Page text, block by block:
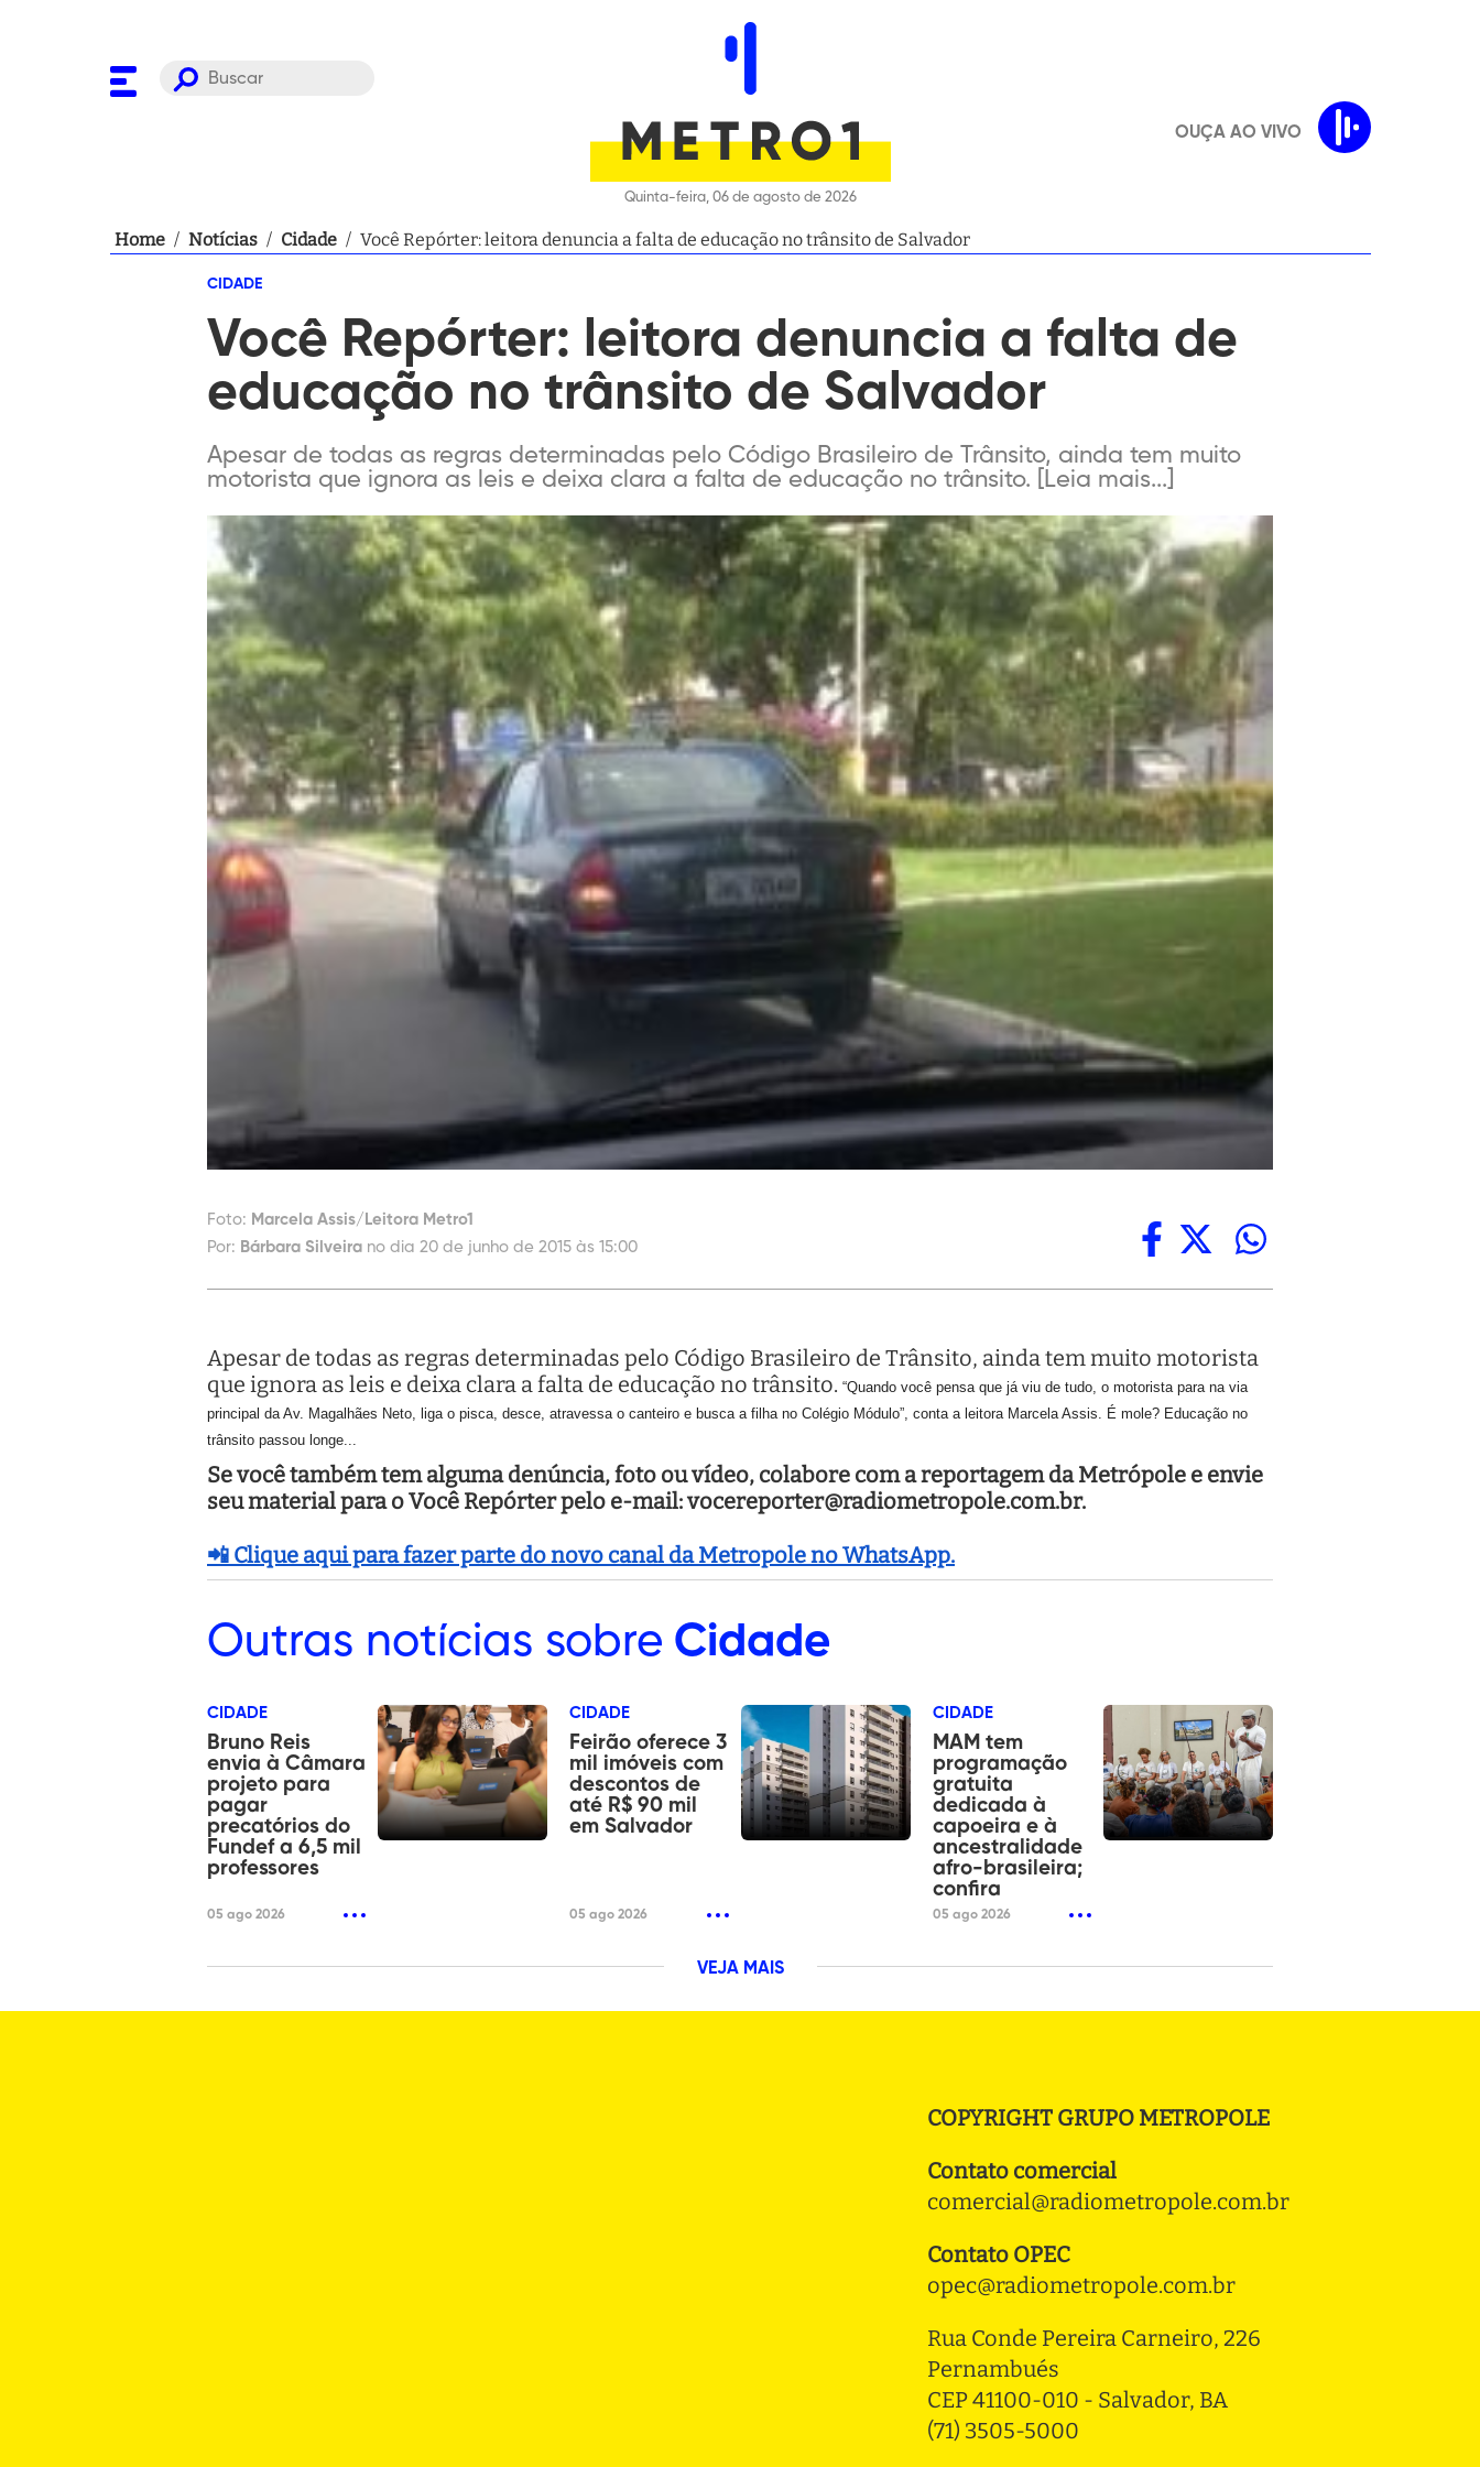
Quinta-feira, 06 de agosto de 2026
OUÇA AO VIVO
Home / Notícias / Cidade / Você Repórter: leitora denuncia a falta de educação no trânsito de Salvador
CIDADE
Você Repórter: leitora denuncia a falta de
educação no trânsito de Salvador
Apesar de todas as regras determinadas pelo Código Brasileiro de Trânsito, ainda tem muito
motorista que ignora as leis e deixa clara a falta de educação no trânsito. [Leia mais...]
Foto: Marcela Assis/Leitora Metro1
Por: Bárbara Silveira no dia 20 de junho de 2015 às 15:00
Apesar de todas as regras determinadas pelo Código Brasileiro de Trânsito, ainda tem muito motorista
que ignora as leis e deixa clara a falta de educação no trânsito. “Quando você pensa que já viu de tudo, o motorista para na via
principal da Av. Magalhães Neto, liga o pisca, desce, atravessa o canteiro e busca a filha no Colégio Módulo”, conta a leitora Marcela Assis. É mole? Educação no
trânsito passou longe...
Se você também tem alguma denúncia, foto ou vídeo, colabore com a reportagem da Metrópole e envie
seu material para o Você Repórter pelo e-mail: vocereporter@radiometropole.com.br.
📲 Clique aqui para fazer parte do novo canal da Metropole no WhatsApp.
Outras notícias sobre Cidade
CIDADE
Bruno Reis
envia à Câmara
projeto para
pagar
precatórios do
Fundef a 6,5 mil
professores
05 ago 2026
CIDADE
Feirão oferece 3
mil imóveis com
descontos de
até R$ 90 mil
em Salvador
05 ago 2026
CIDADE
MAM tem
programação
gratuita
dedicada à
capoeira e à
ancestralidade
afro-brasileira;
confira
05 ago 2026
VEJA MAIS
COPYRIGHT GRUPO METROPOLE
Contato comercial
comercial@radiometropole.com.br
Contato OPEC
opec@radiometropole.com.br
Rua Conde Pereira Carneiro, 226
Pernambués
CEP 41100-010 - Salvador, BA
(71) 3505-5000